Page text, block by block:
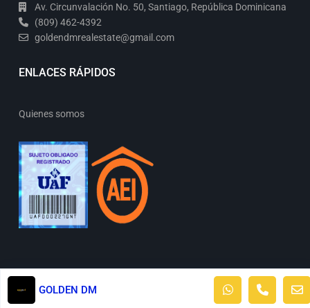
Av. Circunvalación No. 50, Santiago, República Dominicana
(809) 462-4392
goldendmrealestate@gmail.com
ENLACES RÁPIDOS
Quienes somos
Todos los derechos reservados.
Términos de uso
GOLDEN DM